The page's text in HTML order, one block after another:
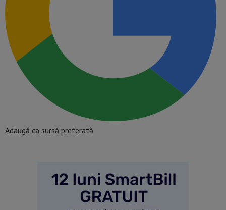
Adaugă ca sursă preferată